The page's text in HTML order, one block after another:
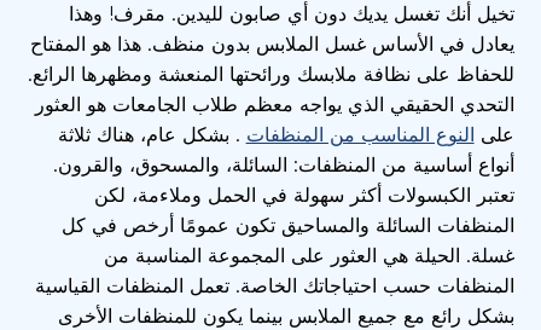
تخيل أنك تغسل يديك دون أي صابون لليدين. مقرف! وهذا
يعادل في الأساس غسل الملابس بدون منظف. هذا هو المفتاح
للحفاظ على نظافة ملابسك ورائحتها المنعشة ومظهرها الرائع.
التحدي الحقيقي الذي يواجه معظم طلاب الجامعات هو العثور
على النوع المناسب من المنظفات . بشكل عام، هناك ثلاثة
أنواع أساسية من المنظفات: السائلة، والمسحوق، والقرون.
تعتبر الكبسولات أكثر سهولة في الحمل وملاءمة، لكن
المنظفات السائلة والمساحيق تكون عمومًا أرخص في كل
غسلة. الحيلة هي العثور على المجموعة المناسبة من
المنظفات حسب احتياجاتك الخاصة. تعمل المنظفات القياسية
بشكل رائع مع جميع الملابس بينما يكون للمنظفات الأخرى